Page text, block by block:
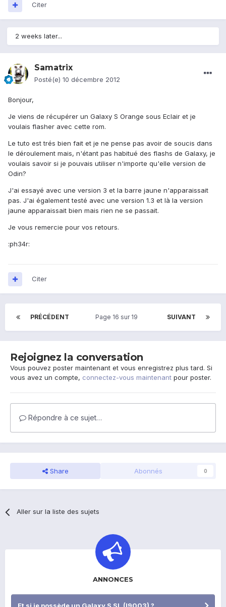
Citer
2 weeks later...
Samatrix
Posté(e) 10 décembre 2012
Bonjour,
Je viens de récupérer un Galaxy S Orange sous Eclair et je
voulais flasher avec cette rom.
Le tuto est trés bien fait et je ne pense pas avoir de soucis dans
le déroulement mais, n'étant pas habitué des flashs de Galaxy, je
voulais savoir si je pouvais utiliser n'importe qu'elle version de
Odin?
J'ai essayé avec une version 3 et la barre jaune n'apparaissait
pas. J'ai également testé avec une version 1.3 et là la version
jaune apparaissait bien mais rien ne se passait.
Je vous remercie pour vos retours.
:ph34r:
Citer
PRÉCÉDENT SUIVANT
Page 16 sur 19
Rejoignez la conversation
Vous pouvez poster maintenant et vous enregistrez plus tard. Si
vous avez un compte, connectez-vous maintenant pour poster.
Répondre à ce sujet…
Share Abonnés 0
Aller sur la liste des sujets
ANNONCES